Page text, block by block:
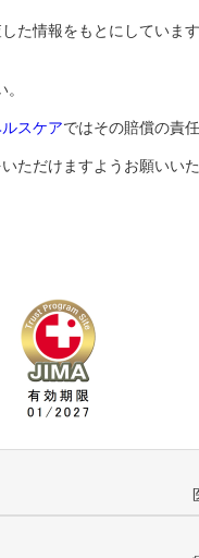
た情報をもとにしていま
スケアではその賠償の責
ただけますようお願いいた